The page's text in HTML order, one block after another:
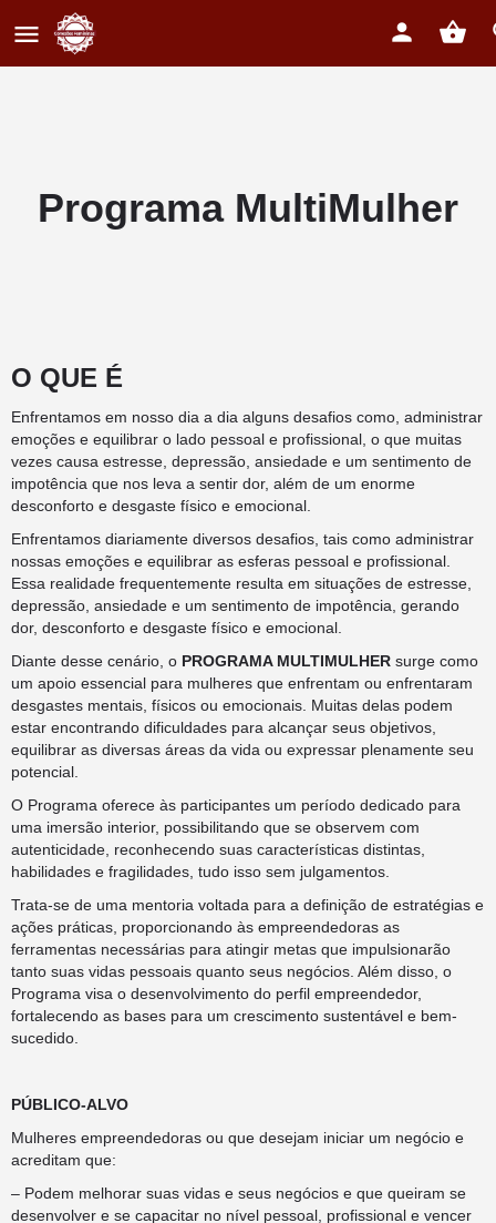
Programa MultiMulher
O QUE É
Enfrentamos em nosso dia a dia alguns desafios como, administrar
emoções e equilibrar o lado pessoal e profissional, o que muitas
vezes causa estresse, depressão, ansiedade e um sentimento de
impotência que nos leva a sentir dor, além de um enorme
desconforto e desgaste físico e emocional.
Enfrentamos diariamente diversos desafios, tais como administrar
nossas emoções e equilibrar as esferas pessoal e profissional.
Essa realidade frequentemente resulta em situações de estresse,
depressão, ansiedade e um sentimento de impotência, gerando
dor, desconforto e desgaste físico e emocional.
Diante desse cenário, o PROGRAMA MULTIMULHER surge como
um apoio essencial para mulheres que enfrentam ou enfrentaram
desgastes mentais, físicos ou emocionais. Muitas delas podem
estar encontrando dificuldades para alcançar seus objetivos,
equilibrar as diversas áreas da vida ou expressar plenamente seu
potencial.
O Programa oferece às participantes um período dedicado para
uma imersão interior, possibilitando que se observem com
autenticidade, reconhecendo suas características distintas,
habilidades e fragilidades, tudo isso sem julgamentos.
Trata-se de uma mentoria voltada para a definição de estratégias e
ações práticas, proporcionando às empreendedoras as
ferramentas necessárias para atingir metas que impulsionarão
tanto suas vidas pessoais quanto seus negócios. Além disso, o
Programa visa o desenvolvimento do perfil empreendedor,
fortalecendo as bases para um crescimento sustentável e bem-
sucedido.
PÚBLICO-ALVO
Mulheres empreendedoras ou que desejam iniciar um negócio e
acreditam que:
– Podem melhorar suas vidas e seus negócios e que queiram se
desenvolver e se capacitar no nível pessoal, profissional e vencer